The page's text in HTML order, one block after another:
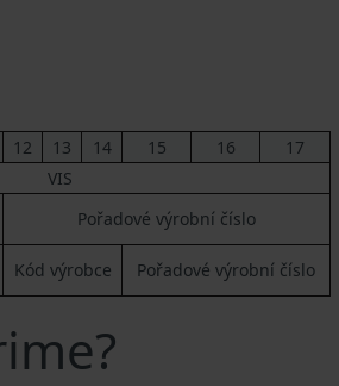
12 13 14 15 16
17
VIS
Pořadové výrobní číslo
Kód výrobce Pořadové výrobní číslo